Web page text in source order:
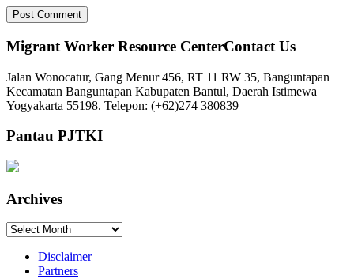
Migrant Worker Resource CenterContact Us
Jalan Wonocatur, Gang Menur 456, RT 11 RW 35, Banguntapan
Kecamatan Banguntapan Kabupaten Bantul, Daerah Istimewa
Yogyakarta 55198. Telepon: (+62)274 380839
Pantau PJTKI
Archives
Archives
Disclaimer
Partners